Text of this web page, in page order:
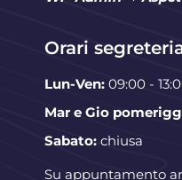
Orari
Lun-Ven: 09:00 -
Mar e Gio
Sabato: chiusa
Su appuntamento